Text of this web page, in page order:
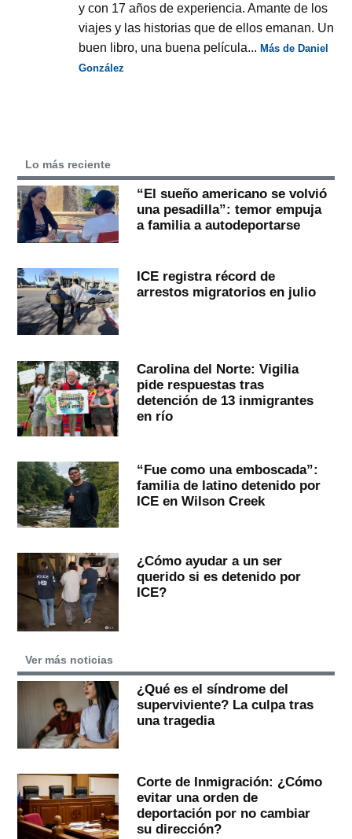
y con 17 años de experiencia. Amante de los
viajes y las historias que de ellos emanan. Un
buen libro, una buena película...Más de Daniel
González
Lo más reciente
“El sueño americano se volvió
una pesadilla”: temor empuja
a familia a autodeportarse
ICE registra récord de
arrestos migratorios en julio
Carolina del Norte: Vigilia
pide respuestas tras
detención de 13 inmigrantes
en río
“Fue como una emboscada”:
familia de latino detenido por
ICE en Wilson Creek
¿Cómo ayudar a un ser
querido si es detenido por
ICE?
Ver más noticias
¿Qué es el síndrome del
superviviente? La culpa tras
una tragedia
Corte de Inmigración: ¿Cómo
evitar una orden de
deportación por no cambiar
su dirección?